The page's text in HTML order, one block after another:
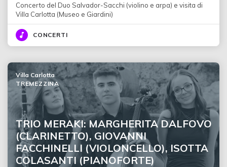
Concerto del Duo Salvador-Sacchi (violino e arpa) e visita di
Villa Carlotta (Museo e Giardini)
CONCERTI
TRIO MERAKI: MARGHERITA DALFOVO
(CLARINETTO), GIOVANNI
FACCHINELLI (VIOLONCELLO), ISOTTA
COLASANTI (PIANOFORTE)
Villa Carlotta
TREMEZZINA